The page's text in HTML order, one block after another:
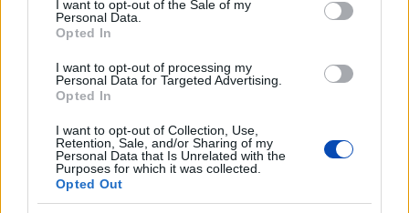
I want to opt-out of the Sale of my
Personal Data.
Opted In
I want to opt-out of processing my
Personal Data for Targeted Advertising.
Opted In
I want to opt-out of Collection, Use,
Retention, Sale, and/or Sharing of my
Personal Data that Is Unrelated with the
Purposes for which it was collected.
Opted Out
Ismét lezárják a Petőfi híd alatti parkolót
Győr | Megint áradás jön, mielőbb mindenki hagyja el a
prkolót a kocsijával!